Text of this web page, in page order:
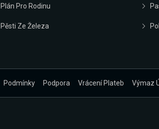
Plán Pro Rodinu
Pěsti Ze Železa
Podmínky Podpora Vrácení Plateb Výmaz